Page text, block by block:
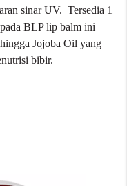
sinar UV. Tersedia 1
BLP lip balm ini
Jojoba Oil yang
bibir.